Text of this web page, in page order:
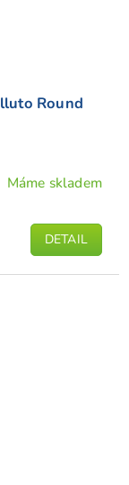
Round
Máme skladem
DETAIL